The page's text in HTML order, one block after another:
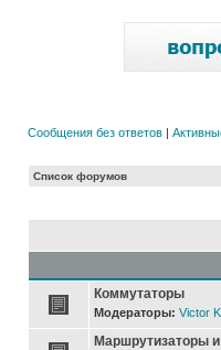
Сообщения без ответов |
Список форумов
Коммутаторы
Модераторы: Victor
Маршрутизаторы и